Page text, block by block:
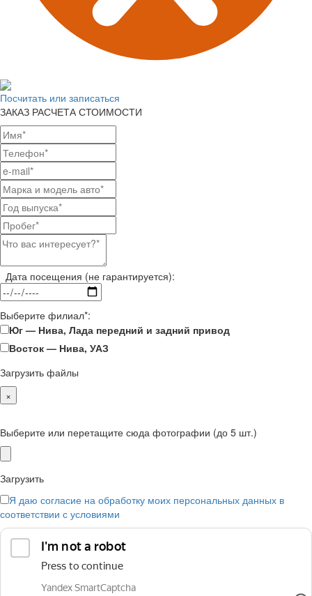
Посчитать или записаться
ЗАКАЗ РАСЧЕТА СТОИМОСТИ
Дата посещения (не гарантируется):
Выберите филиал*:
Юг — Нива, Лада передний и задний привод
Восток — Нива, УАЗ
Загрузить файлы
×
Выберите или перетащите сюда фотографии (до 5 шт.)
Загрузить
Я даю согласие на обработку моих персональных данных в
соответствии с условиями